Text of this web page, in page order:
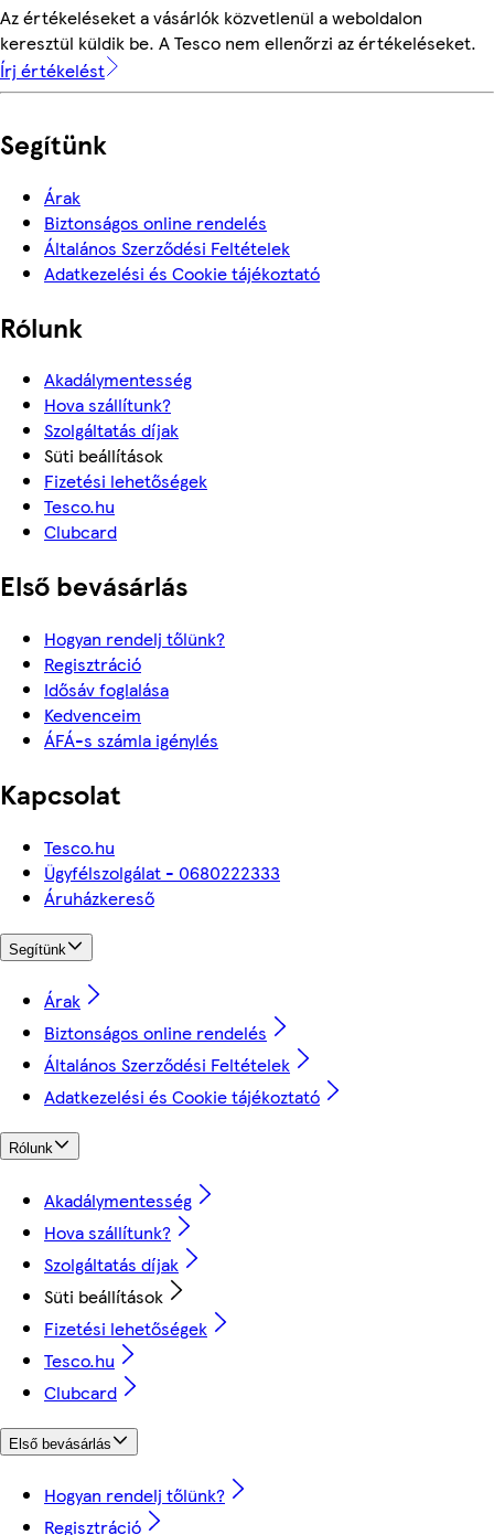
Az értékeléseket a vásárlók közvetlenül a weboldalon
keresztül küldik be. A Tesco nem ellenőrzi az értékeléseket.
Írj értékelést
Segítünk
Árak
Biztonságos online rendelés
Általános Szerződési Feltételek
Adatkezelési és Cookie tájékoztató
Rólunk
Akadálymentesség
Hova szállítunk?
Szolgáltatás díjak
Süti beállítások
Fizetési lehetőségek
Tesco.hu
Clubcard
Első bevásárlás
Hogyan rendelj tőlünk?
Regisztráció
Idősáv foglalása
Kedvenceim
ÁFÁ-s számla igénylés
Kapcsolat
Tesco.hu
Ügyfélszolgálat - 0680222333
Áruházkereső
Segítünk
Árak
Biztonságos online rendelés
Általános Szerződési Feltételek
Adatkezelési és Cookie tájékoztató
Rólunk
Akadálymentesség
Hova szállítunk?
Szolgáltatás díjak
Süti beállítások
Fizetési lehetőségek
Tesco.hu
Clubcard
Első bevásárlás
Hogyan rendelj tőlünk?
Regisztráció